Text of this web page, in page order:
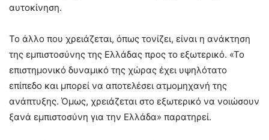
αυτοκίνηση.
Το άλλο που χρειάζεται, όπως τονίζει, είναι η ανάκτηση
της εμπιστοσύνης της Ελλάδας προς το εξωτερικό. «Το
επιστημονικό δυναμικό της χώρας έχει υψηλότατο
επίπεδο και μπορεί να αποτελέσει ατμομηχανή της
ανάπτυξης. Όμως, χρειάζεται στο εξωτερικό να νοιώσουν
ξανά εμπιστοσύνη για την Ελλάδα» παρατηρεί.